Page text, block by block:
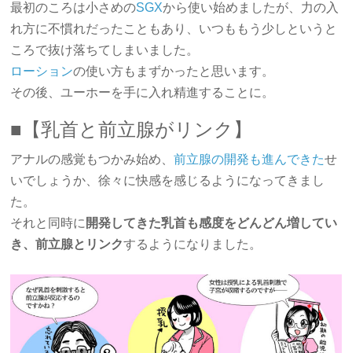
最初のころは小さめのSGXから使い始めましたが、力の入
れ方に不慣れだったこともあり、いつももう少しというと
ころで抜け落ちてしまいました。
ローションの使い方もまずかったと思います。
その後、ユーホーを手に入れ精進することに。
■【乳首と前立腺がリンク】
アナルの感覚もつかみ始め、前立腺の開発も進んできたせ
いでしょうか、徐々に快感を感じるようになってきまし
た。
それと同時に開発してきた乳首も感度をどんどん増してい
き、前立腺とリンクするようになりました。